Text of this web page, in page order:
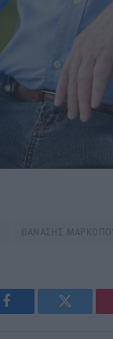
ΘΑΝΑΣΗΣ
Facebook Twitter